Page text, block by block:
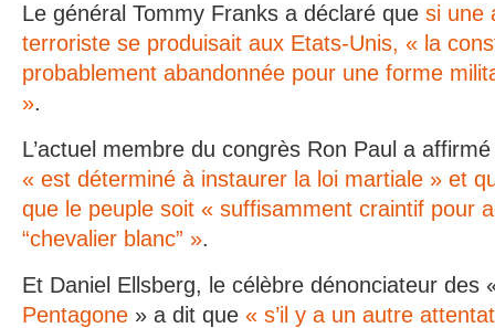
Le général Tommy Franks a déclaré que si une
terroriste se produisait aux Etats-Unis, « la
probablement abandonnée pour une forme
».
L’actuel membre du congrès Ron Paul a
« est déterminé à instaurer la loi martiale » et
que le peuple soit « suffisamment craintif pour
“chevalier blanc” ».
Et Daniel Ellsberg, le célèbre dénonciateur des
Pentagone » a dit que « s’il y a un autre